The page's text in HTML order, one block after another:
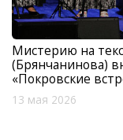
Мистерию на
(Брянчанинова)
«Покровские
13 мая 2026